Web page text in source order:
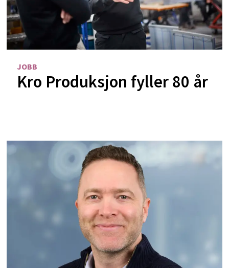
JOBB
Kro Produksjon fyller 80 år